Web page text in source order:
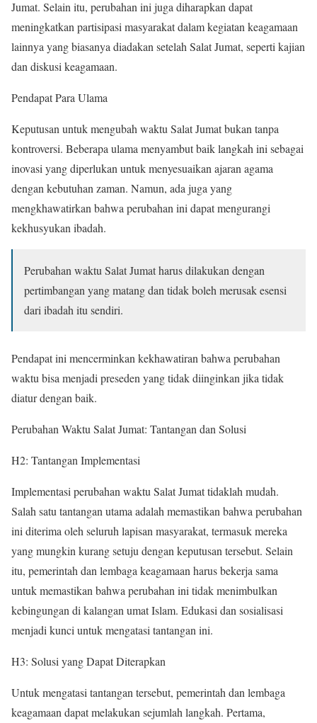
Jumat. Selain itu, perubahan ini juga diharapkan dapat
meningkatkan partisipasi masyarakat dalam kegiatan keagamaan
lainnya yang biasanya diadakan setelah Salat Jumat, seperti kajian
dan diskusi keagamaan.
Pendapat Para Ulama
Keputusan untuk mengubah waktu Salat Jumat bukan tanpa
kontroversi. Beberapa ulama menyambut baik langkah ini sebagai
inovasi yang diperlukan untuk menyesuaikan ajaran agama
dengan kebutuhan zaman. Namun, ada juga yang
mengkhawatirkan bahwa perubahan ini dapat mengurangi
kekhusyukan ibadah.
Perubahan waktu Salat Jumat harus dilakukan dengan
pertimbangan yang matang dan tidak boleh merusak esensi
dari ibadah itu sendiri.
Pendapat ini mencerminkan kekhawatiran bahwa perubahan
waktu bisa menjadi preseden yang tidak diinginkan jika tidak
diatur dengan baik.
Perubahan Waktu Salat Jumat: Tantangan dan Solusi
H2: Tantangan Implementasi
Implementasi perubahan waktu Salat Jumat tidaklah mudah.
Salah satu tantangan utama adalah memastikan bahwa perubahan
ini diterima oleh seluruh lapisan masyarakat, termasuk mereka
yang mungkin kurang setuju dengan keputusan tersebut. Selain
itu, pemerintah dan lembaga keagamaan harus bekerja sama
untuk memastikan bahwa perubahan ini tidak menimbulkan
kebingungan di kalangan umat Islam. Edukasi dan sosialisasi
menjadi kunci untuk mengatasi tantangan ini.
H3: Solusi yang Dapat Diterapkan
Untuk mengatasi tantangan tersebut, pemerintah dan lembaga
keagamaan dapat melakukan sejumlah langkah. Pertama,